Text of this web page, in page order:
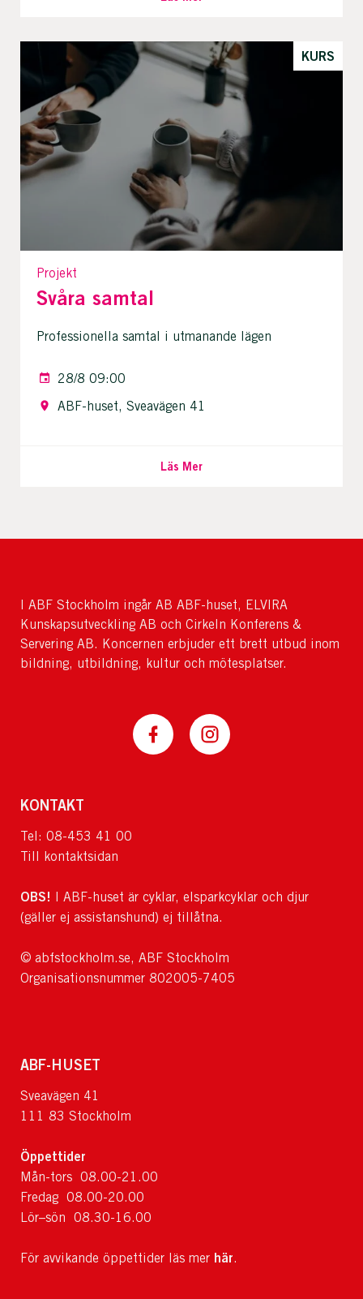
KURS
Projekt
Svåra samtal
Professionella samtal i utmanande lägen
28/8 09:00
ABF-huset, Sveavägen 41
Läs Mer
I ABF Stockholm ingår AB ABF-huset, ELVIRA
Kunskapsutveckling AB och Cirkeln Konferens &
Servering AB. Koncernen erbjuder ett brett utbud inom
bildning, utbildning, kultur och mötesplatser.
KONTAKT
Tel: 08-453 41 00
Till kontaktsidan
OBS!
I ABF-huset är cyklar, elsparkcyklar och djur
(gäller ej assistanshund) ej tillåtna.
© abfstockholm.se, ABF Stockholm
Organisationsnummer 802005-7405
ABF-HUSET
Sveavägen 41
111 83 Stockholm
Öppettider
Mån-tors 08.00-21.00
Fredag 08.00-20.00
Lör–sön 08.30-16.00
För avvikande öppettider läs mer här.